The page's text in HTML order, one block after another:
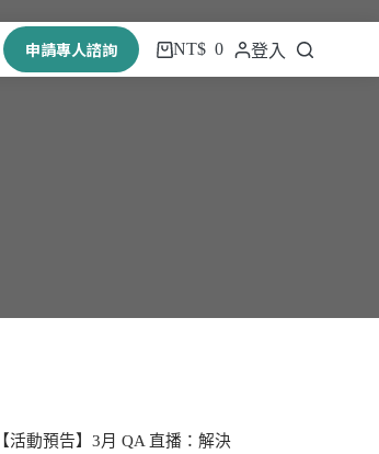
申請專人諮詢 NT$ 0 登入
【活動預告】3月 QA 直播：解決